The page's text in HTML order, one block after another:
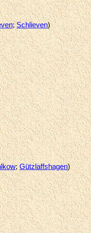
;Schlieven)
;Gützlaffshagen)